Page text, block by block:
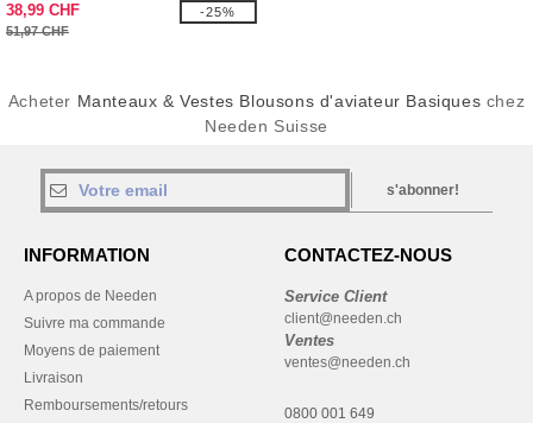
38,99 CHF
51,97 CHF
-25%
Acheter Manteaux & Vestes Blousons d'aviateur Basiques chez
Needen Suisse
s'abonner!
INFORMATION
A propos de Needen
Suivre ma commande
Moyens de paiement
Livraison
Remboursements/retours
CONTACTEZ-NOUS
Service Client
client@needen.ch
Ventes
ventes@needen.ch
0800 001 649